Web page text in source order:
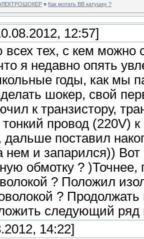
» Как мотать ВВ катушку ?
12:57]
всех тех, с кем можно
я недавно опять
годы, как мы
шокер, свой
к транзистору,
тонкий провод
поставил
нем и запарился))
обмотку ?
? Положил
? Продолжать
следующий ряд
14:22]